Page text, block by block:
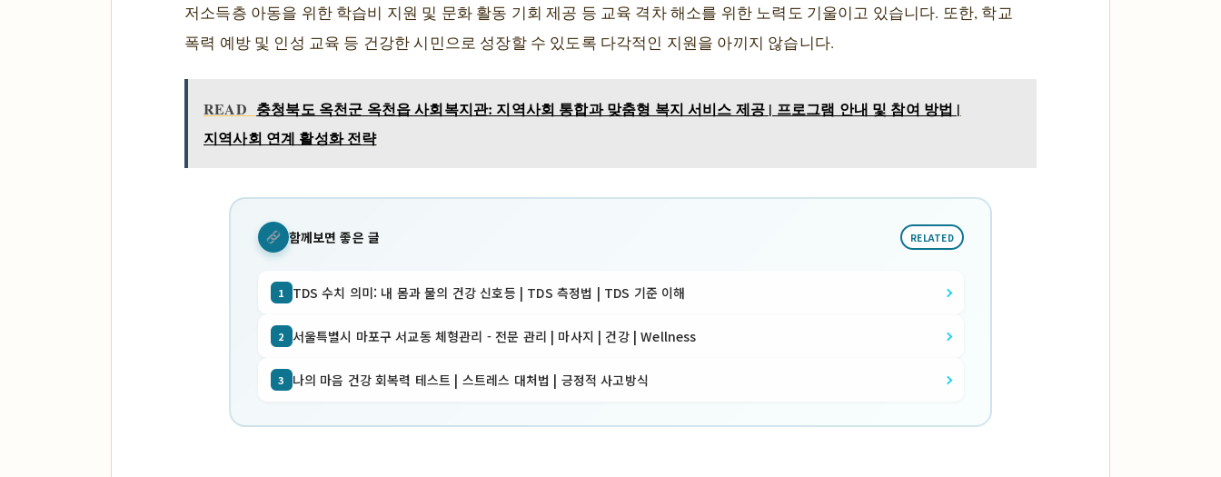
저소득층 아동을 위한 학습비 지원 및 문화 활동 기회 제공 등 교육 격차 해소를 위한 노력도 기울이고 있습니다. 또한, 학교
폭력 예방 및 인성 교육 등 건강한 시민으로 성장할 수 있도록 다각적인 지원을 아끼지 않습니다.
READ 충청북도 옥천군 옥천읍 사회복지관: 지역사회 통합과 맞춤형 복지 서비스 제공 | 프로그램 안내 및 참여 방법 |
지역사회 연계 활성화 전략
함께보면 좋은 글 RELATED
1 TDS 수치 의미: 내 몸과 물의 건강 신호등 | TDS 측정법 | TDS 기준 이해
2 서울특별시 마포구 서교동 체형관리 - 전문 관리 | 마사지 | 건강 | Wellness
3 나의 마음 건강 회복력 테스트 | 스트레스 대처법 | 긍정적 사고방식